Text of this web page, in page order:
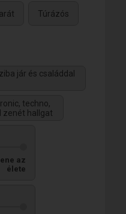
Túrázós
jár és családdal
techno,
zenét hallgat
az
élete